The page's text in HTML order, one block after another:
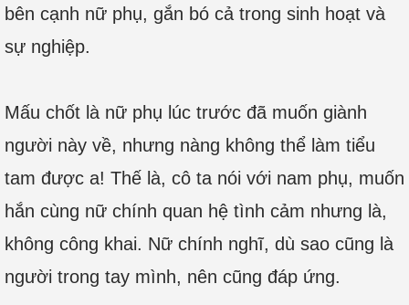
bên cạnh nữ phụ, gắn bó cả trong sinh hoạt và
sự nghiệp.
Mấu chốt là nữ phụ lúc trước đã muốn giành
người này về, nhưng nàng không thể làm tiểu
tam được a! Thế là, cô ta nói với nam phụ, muốn
hắn cùng nữ chính quan hệ tình cảm nhưng là,
không công khai. Nữ chính nghĩ, dù sao cũng là
người trong tay mình, nên cũng đáp ứng.